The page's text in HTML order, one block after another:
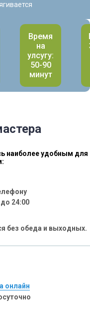
Время
на
улсугу:
50-90
минут
наиболее удобным для
до 24:00
без обеда и выходных.
онлайн